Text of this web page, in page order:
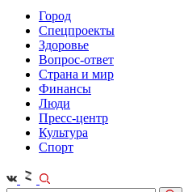
Город
Спецпроекты
Здоровье
Вопрос-ответ
Страна и мир
Финансы
Люди
Пресс-центр
Культура
Спорт